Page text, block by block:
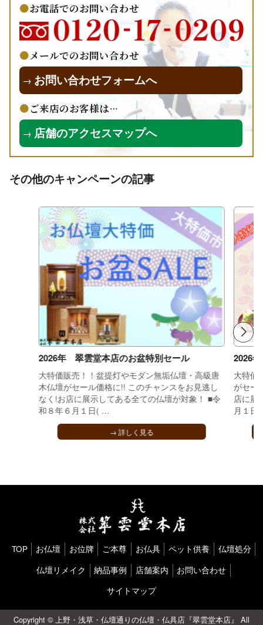
お電話でのお問い合わせ
メールでのお問い合わせ
→ お問い合わせフォームへ
ご来店のお客様は…
→ 店舗のアクセスマップへ
その他のキャンペーンの記事
2026年 翠雲堂本店のお盆特別セール
大特価販売！！盆提灯やモダン無垢仏壇・高級唐
木仏壇がセール価格に!! このチャンスをお見逃し
なく!お店に展示してある全ての仏壇が対象！ ■令
和８年６月１日( …
→ 詳しく見る
2026
大特価
がセー
店に展
月１
TOP お仏壇 お位牌 ご本尊 お仏具 ペット供養
仏壇処分
仏壇リメイク
納品事例 店舗案内
お問い合わせ
サイトマップ
Copyright ©上野・浅草・仏壇通りの仏壇・仏具店『翠雲堂本店』 All